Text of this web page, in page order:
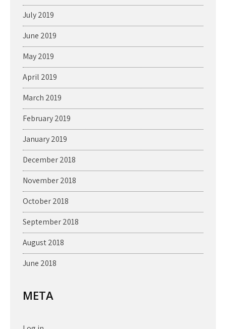
July 2019
June 2019
May 2019
April 2019
March 2019
February 2019
January 2019
December 2018
November 2018
October 2018
September 2018
August 2018
June 2018
META